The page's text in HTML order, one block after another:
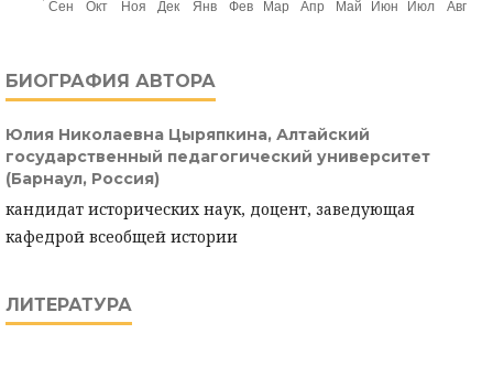
БИОГРАФИЯ АВТОРА
Юлия Николаевна Цыряпкина, Алтайский
государственный педагогический университет
(Барнаул, Россия)
кандидат исторических наук, доцент, заведующая
кафедрой всеобщей истории
ЛИТЕРАТУРА